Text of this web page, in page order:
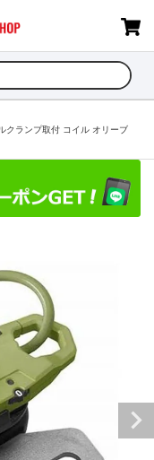
クランプ取付 コイル オリーブ